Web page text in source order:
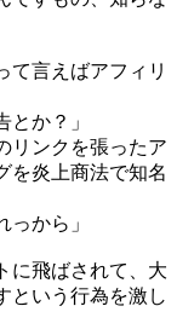
て言えばアフィリ
とか？」
リンクを張ったア
を炎上商法で知名
っから」
に飛ばされて、大
という行為を激し